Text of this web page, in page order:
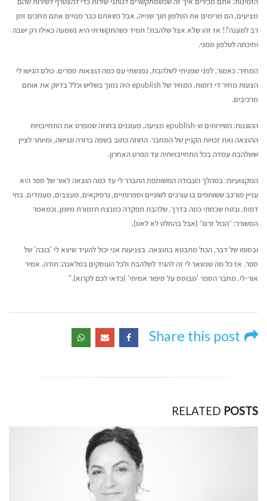
מציעים, הם מרימים את הטלפון תוך שנייה, אבל כשאתם כבר מנויים אתם מחכים זמן
רב למענה?! אז זהו שלא אצל שלהבת! תמיד כשהתקשרתי היא נשמעה כאילו רק ישבה
וחיכתה לטלפון ממני.
המחיר: כאמור, לפני שפניתי לשלהבת, נפגשתי עם כמה הוצאות ספרים. כולם הגישו לי
הצעות מחיר די דומות. המחיר של epublish היה נמוך בשליש וכלל בדיוק את אותם
מרכיבים.
ההוגנות: השירותים ש-epublish מציעה, מעוגנים בחוזה שמפרט את התחייבויות
ההוצאה ואת זכויות הקניין של המחבר. החוזה כתוב בשפה ברורה ונגישה, ומיותר לציין
ששלהבת עמדה בכל התחייבויותיה עד הפרט האחרון.
המקצועיות: במהלך העבודה המשותפת התברר לי עד כמה הוצאה לאור של ספר היא
עניין מורכב ששותפים בו עורכים לשוניים וספרותיים, גרפיקאים, מעצבים, מעמדים, בתי
דפוס, ובטח שכחתי כמה בדרך. שלהבת תפקדה כמנצח תזמורת מיומן, וכמאמר
המשורר: ״הכול זרם״ (אבל בהחלט לא לאט).
ובסופו של דבר, הכול מתבטא בתוצאה. בצניעות אני יכול להעיד שיצא לי 'בובה' של
ספר. אז כל מה שנשאר לי זה להגיד לשלהבת ולכל העוסקים במלאכה: תודה. אמיר
אור-לי, מחבר הספר 'מבוסס על סיפור אמיתי' (כדאי לכם לקרוא)."
Share this post
RELATED POSTS